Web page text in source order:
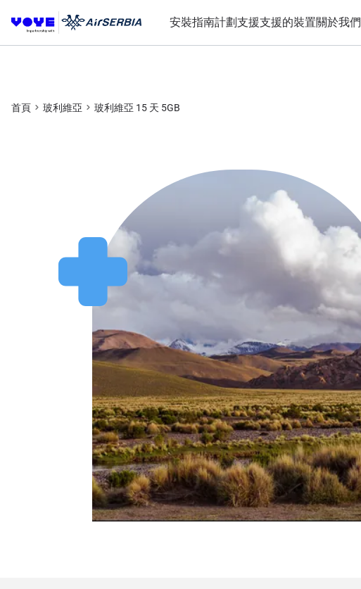
安裝指南計劃支援支援的裝置關於我們
首頁 玻利維亞 玻利維亞 15 天 5GB